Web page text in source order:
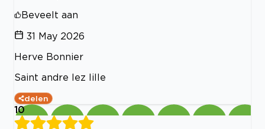
Beveelt aan
31 May 2026
Herve Bonnier
Saint andre lez lille
delen
10